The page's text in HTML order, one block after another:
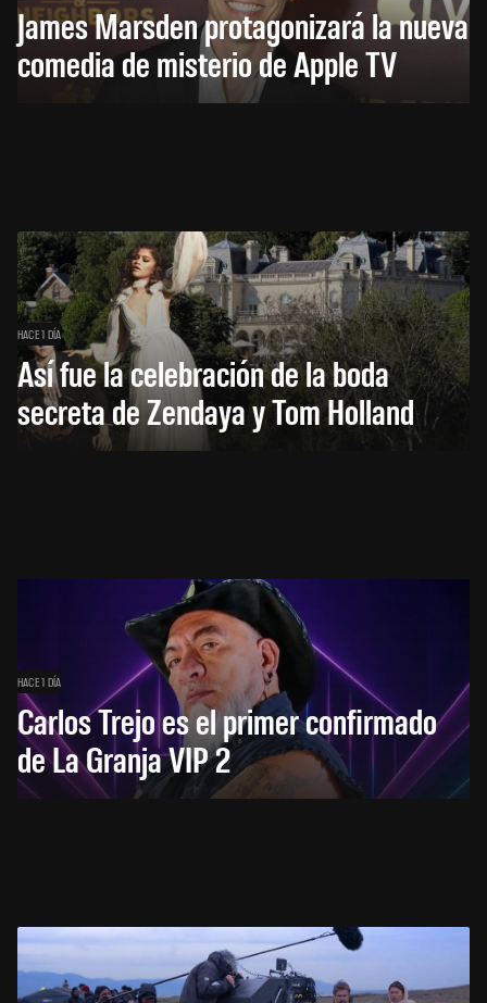
James Marsden protagonizará la nueva
comedia de misterio de Apple TV
HACE 1 DÍA
Así fue la celebración de la boda
secreta de Zendaya y Tom Holland
HACE 1 DÍA
Carlos Trejo es el primer confirmado
de La Granja VIP 2